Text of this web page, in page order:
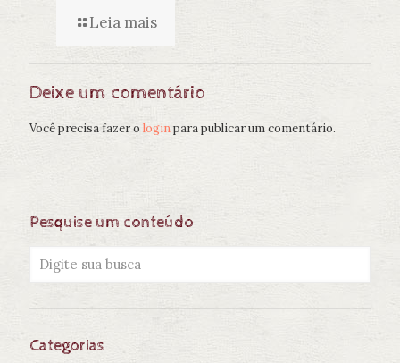
Leia mais
Deixe um comentário
Você precisa fazer o loginpara publicar um comentário.
Pesquise um conteúdo
Categorias